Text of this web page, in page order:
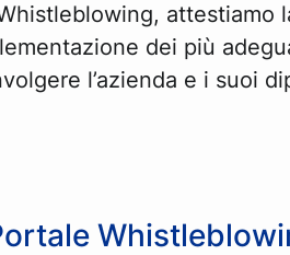
attestiamo
dei più
l’azienda e i suoi